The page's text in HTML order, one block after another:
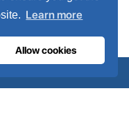
Learn more
Allow cookies